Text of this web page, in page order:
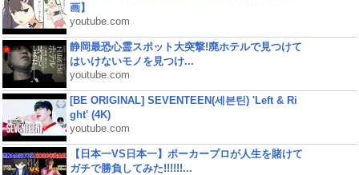
画】
youtube.com
静岡最恐心霊スポット大突撃!廃ホテルで見つけて
はいけないモノを見つけ...
youtube.com
[BE ORIGINAL] SEVENTEEN(세븐틴) 'Left & Ri
ght' (4K)
youtube.com
【日本一VS日本一】ポーカープロが人生を賭けて
ガチで勝負してみた!!!!!!...